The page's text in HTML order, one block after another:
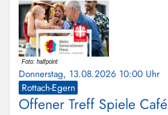
Donnerstag, 13.08.2026 10:00 Uhr
Rottach-Egern
Offener Treff Spiele Café